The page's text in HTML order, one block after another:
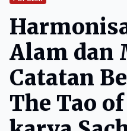
Alam dan
Catatan
The Tao